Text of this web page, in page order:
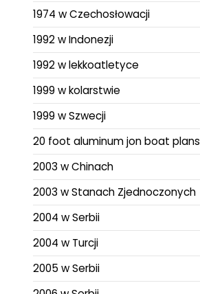
1974 w Czechosłowacji
1992 w Indonezji
1992 w lekkoatletyce
1999 w kolarstwie
1999 w Szwecji
20 foot aluminum jon boat plans
2003 w Chinach
2003 w Stanach Zjednoczonych
2004 w Serbii
2004 w Turcji
2005 w Serbii